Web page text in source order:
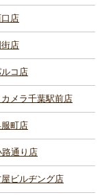
店
店
コ店
メラ千葉駅前店
町店
通り店
ビルヂング店